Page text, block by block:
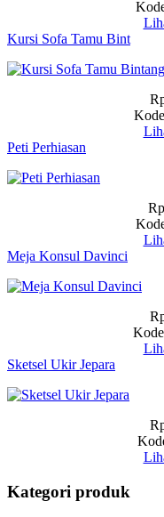
Kursi Sofa Tamu Bint
Peti Perhiasan
Meja Konsul Davinci
Sketsel Ukir Jepara
Kategori produk